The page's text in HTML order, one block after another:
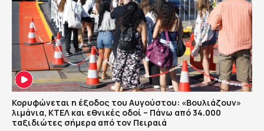
Κορυφώνεται η έξοδος του Αυγούστου: «Βουλιάζουν»
λιμάνια, ΚΤΕΛ και εθνικές οδοί – Πάνω από 34.000
ταξιδιώτες σήμερα από τον Πειραιά